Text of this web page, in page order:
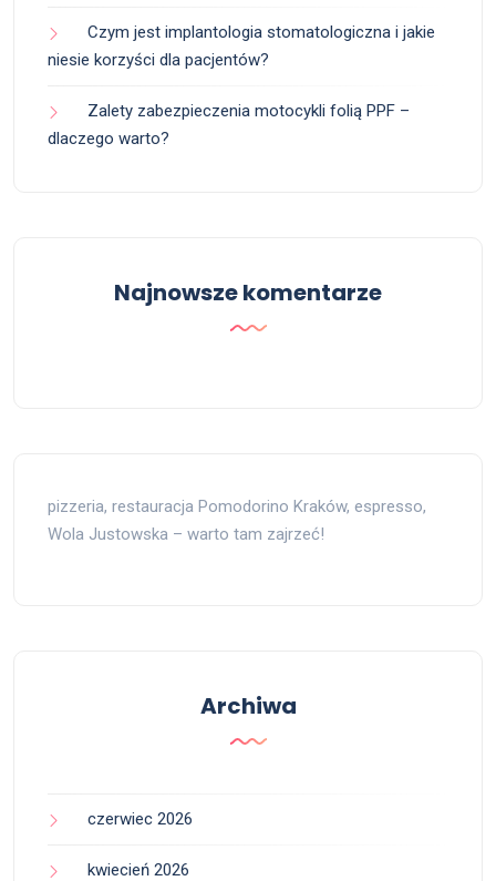
Czym jest implantologia stomatologiczna i jakie
niesie korzyści dla pacjentów?
Zalety zabezpieczenia motocykli folią PPF –
dlaczego warto?
Najnowsze komentarze
pizzeria, restauracja Pomodorino Kraków, espresso,
Wola Justowska – warto tam zajrzeć!
Archiwa
czerwiec 2026
kwiecień 2026